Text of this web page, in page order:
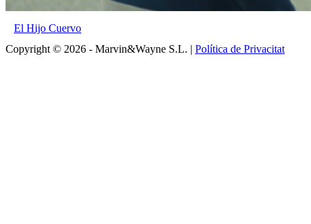
El Hijo Cuervo
Copyright © 2026 - Marvin&Wayne S.L. | Política de Privacitat